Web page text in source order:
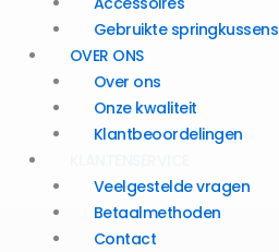
Gebruikte springkussens
OVER ONS
Over ons
Onze kwaliteit
Klantbeoordelingen
Veelgestelde vragen
Betaalmethoden
Contact